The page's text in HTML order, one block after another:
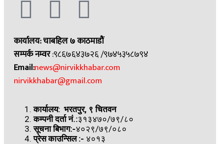
कार्यालय: चाबहिल ७ काठमाडौं
सम्पर्क नम्वर:९८६७६४३७२६ /९७४५३५८७९४
Email:news@nirvikkhabar.com
nirvikkhabar@gmail.com
कार्यालय: भरतपुर, ९ चितवन
कम्पनी दर्ता नं.:३१३४७०/७९/८०
सूचना बिभाग:-४०२९/७९/०८०
प्रेस काउन्सिल:- ४०१३